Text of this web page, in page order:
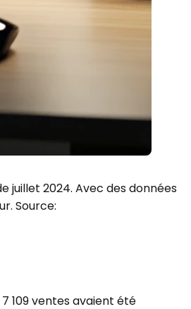
juillet 2024. Avec des données
Source:
109 ventes avaient été